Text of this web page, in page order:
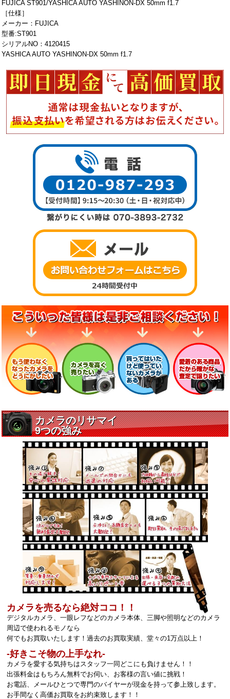
FUJICA ST901/YASHICA AUTO YASHINON-DX 50mm f1.7
［仕様］
メーカー：FUJICA
型番:ST901
シリアルNO：4120415
YASHICA AUTO YASHINON-DX 50mm f1.7
カメラを売るなら絶対ココ！！
デジタルカメラ、一眼レフなどのカメラ本体、三脚や照明などのカメラ
周辺で使われるモノなら
何でもお買取いたします！過去のお買取実績、堂々の1万点以上！
‐好きこそ物の上手なれ‐
カメラを愛する気持ちはスタッフ一同どこにも負けません！！
出張料金はもちろん無料でお伺い、お客様の言い値に挑戦！
お電話、メールひとつで専門のバイヤーが現金を持って参上致します。
お手間なく高価お買取をお約束致します！！